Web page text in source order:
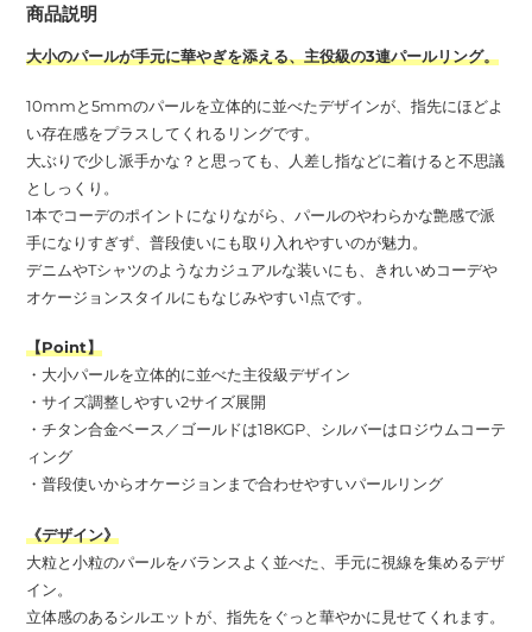
す
る
商品説明
大小のパールが手元に華やぎを添える、主役級の3連パールリング。
10mmと5mmのパールを立体的に並べたデザインが、指先にほどよ
い存在感をプラスしてくれるリングです。
大ぶりで少し派手かな？と思っても、人差し指などに着けると不思議
としっくり。
1本でコーデのポイントになりながら、パールのやわらかな艶感で派
手になりすぎず、普段使いにも取り入れやすいのが魅力。
デニムやTシャツのようなカジュアルな装いにも、きれいめコーデや
オケージョンスタイルにもなじみやすい1点です。
【Point】
・大小パールを立体的に並べた主役級デザイン
・サイズ調整しやすい2サイズ展開
・チタン合金ベース／ゴールドは18KGP、シルバーはロジウムコーテ
ィング
・普段使いからオケージョンまで合わせやすいパールリング
《デザイン》
大粒と小粒のパールをバランスよく並べた、手元に視線を集めるデザ
イン。
立体感のあるシルエットが、指先をぐっと華やかに見せてくれます。